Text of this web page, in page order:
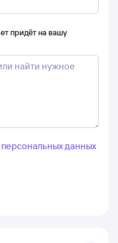
придёт на вашу
данных